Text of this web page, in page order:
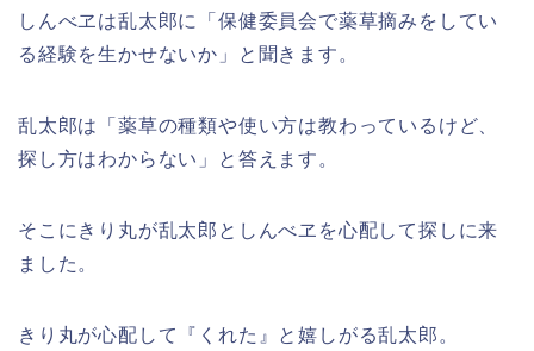
しんべヱは乱太郎に「保健委員会で薬草摘みをしてい
る経験を生かせないか」と聞きます。
乱太郎は「薬草の種類や使い方は教わっているけど、
探し方はわからない」と答えます。
そこにきり丸が乱太郎としんべヱを心配して探しに来
ました。
きり丸が心配して『くれた』と嬉しがる乱太郎。